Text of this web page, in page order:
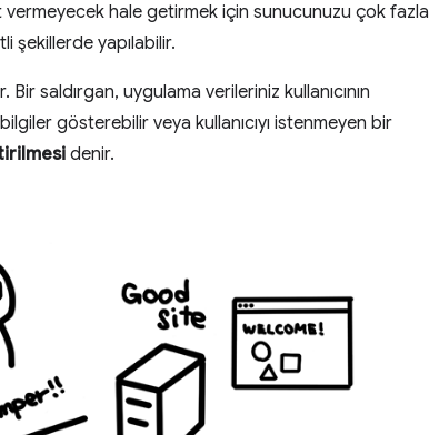
vermeyecek hale getirmek için sunucunuzu çok fazla
şekillerde yapılabilir.
Bir saldırgan, uygulama verileriniz kullanıcının
gösterebilir veya kullanıcıyı istenmeyen bir
denir.